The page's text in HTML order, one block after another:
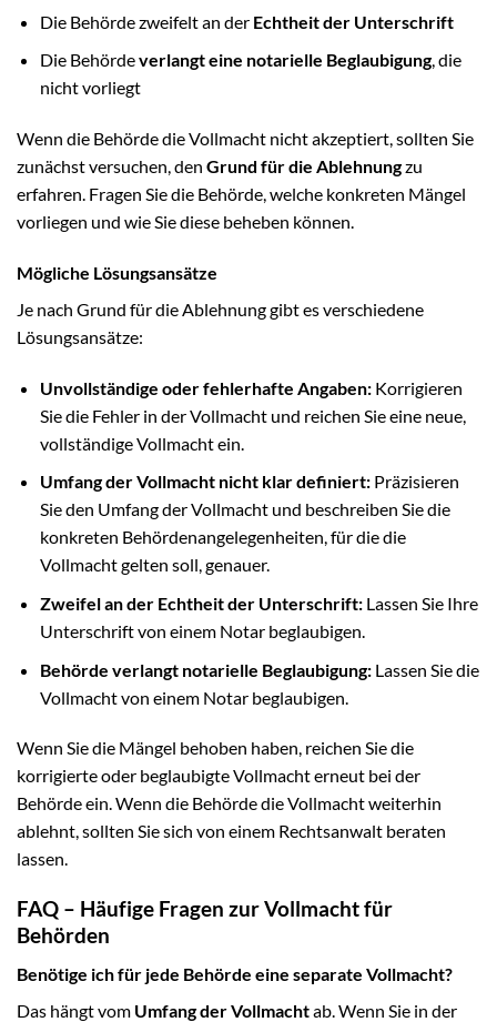
Die Behörde zweifelt an der Echtheit der Unterschrift
Die Behördeverlangt eine notarielle Beglaubigung, die
nicht vorliegt
Wenn die Behörde die Vollmacht nicht akzeptiert, sollten Sie
zunächst versuchen, den Grund für die Ablehnungzu
erfahren. Fragen Sie die Behörde, welche konkreten Mängel
vorliegen und wie Sie diese beheben können.
Mögliche Lösungsansätze
Je nach Grund für die Ablehnung gibt es verschiedene
Lösungsansätze:
Unvollständige oder fehlerhafte Angaben:Korrigieren
Sie die Fehler in der Vollmacht und reichen Sie eine neue,
vollständige Vollmacht ein.
Umfang der Vollmacht nicht klar definiert:Präzisieren
Sie den Umfang der Vollmacht und beschreiben Sie die
konkreten Behördenangelegenheiten, für die die
Vollmacht gelten soll, genauer.
Zweifel an der Echtheit der Unterschrift:Lassen Sie Ihre
Unterschrift von einem Notar beglaubigen.
Behörde verlangt notarielle Beglaubigung:Lassen Sie die
Vollmacht von einem Notar beglaubigen.
Wenn Sie die Mängel behoben haben, reichen Sie die
korrigierte oder beglaubigte Vollmacht erneut bei der
Behörde ein. Wenn die Behörde die Vollmacht weiterhin
ablehnt, sollten Sie sich von einem Rechtsanwalt beraten
lassen.
FAQ – Häufige Fragen zur Vollmacht für
Behörden
Benötige ich für jede Behörde eine separate Vollmacht?
Das hängt vom Umfang der Vollmachtab. Wenn Sie in der